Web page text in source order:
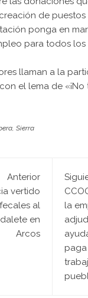
de
ponga en
para todos
llaman a la
el lema de «¡No
, Sierra
Anterior
vertido
al
en
Arcos
la
paga